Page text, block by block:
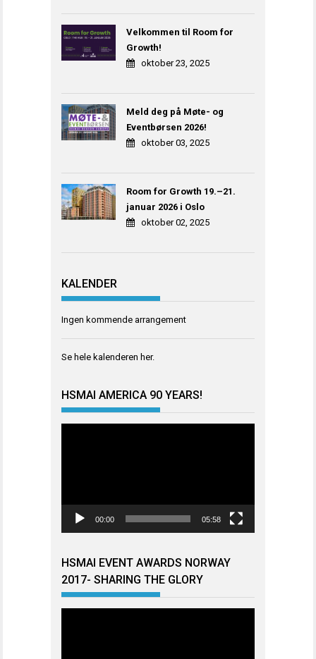
Velkommen til Room for
Growth!
oktober 23, 2025
Meld deg på Møte- og
Eventbørsen 2026!
oktober 03, 2025
Room for Growth 19.–21.
januar 2026 i Oslo
oktober 02, 2025
KALENDER
Ingen kommende arrangement
Se hele kalenderen her.
HSMAI AMERICA 90 YEARS!
00:00 05:58
HSMAI EVENT AWARDS NORWAY
2017- SHARING THE GLORY